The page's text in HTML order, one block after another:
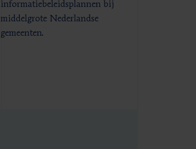
informatiebeleidsplannen bij
middelgrote Nederlandse
gemeenten.